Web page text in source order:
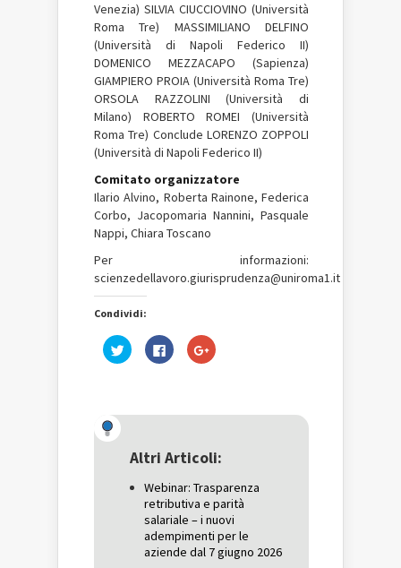
Venezia) SILVIA CIUCCIOVINO (Università
Roma Tre) MASSIMILIANO DELFINO
(Università di Napoli Federico II)
DOMENICO MEZZACAPO (Sapienza)
GIAMPIERO PROIA (Università Roma Tre)
ORSOLA RAZZOLINI (Università di
Milano) ROBERTO ROMEI (Università
Roma Tre) Conclude LORENZO ZOPPOLI
(Università di Napoli Federico II)
Comitato organizzatore
Ilario Alvino, Roberta Rainone, Federica
Corbo, Jacopomaria Nannini, Pasquale
Nappi, Chiara Toscano
Per informazioni:
scienzedellavoro.giurisprudenza@uniroma1.it
Condividi:
Fai
clic
una
nuova
Fai
clic
nuova
finestra)
Fai
clic
una
nuova
Altri Articoli:
Webinar: Trasparenza
retributiva e parità
salariale – i nuovi
adempimenti per le
aziende dal 7 giugno 2026